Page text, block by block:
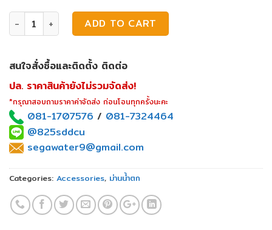
ม่านน้ำตก Emaux PB300-150 (ไม่มีไฟ LED) quantity
ADD TO CART
สนใจสั่งซื้อและติดตั้ง ติดต่อ
ปล. ราคาสินค้ายังไม่รวมจัดส่ง!
*กรุณาสอบถามราคาค่าจัดส่ง ก่อนโอนทุกครั้งนะคะ
081-1707576 / 081-7324464
@825sddcu
segawater9@gmail.com
Categories: Accessories, ม่านน้ำตก